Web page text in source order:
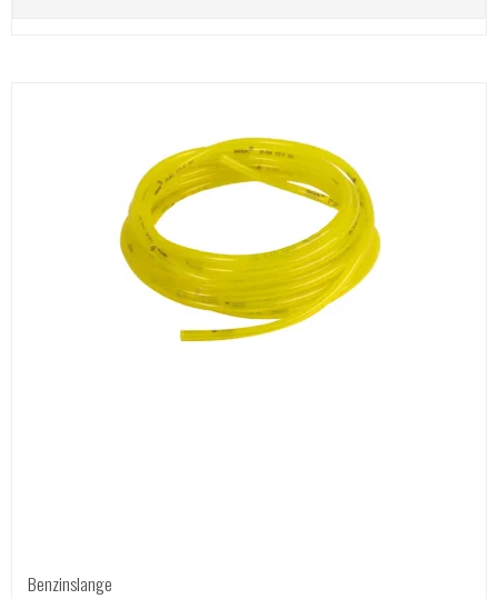
Benzinslange